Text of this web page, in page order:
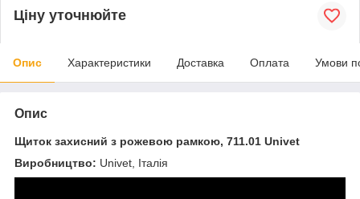
Ціну уточнюйте
Опис Характеристики Доставка Оплата Умови
Опис
Щиток захисний з рожевою рамкою, 711.01 Univet
Виробництво: Univet, Італія